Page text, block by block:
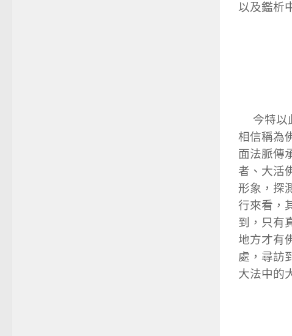
以及鑑析
今特以
相信稱為
面法脈傳
者、大活
形象，探
行來看，
到，只有
地方才有
處，尋訪
大法中的